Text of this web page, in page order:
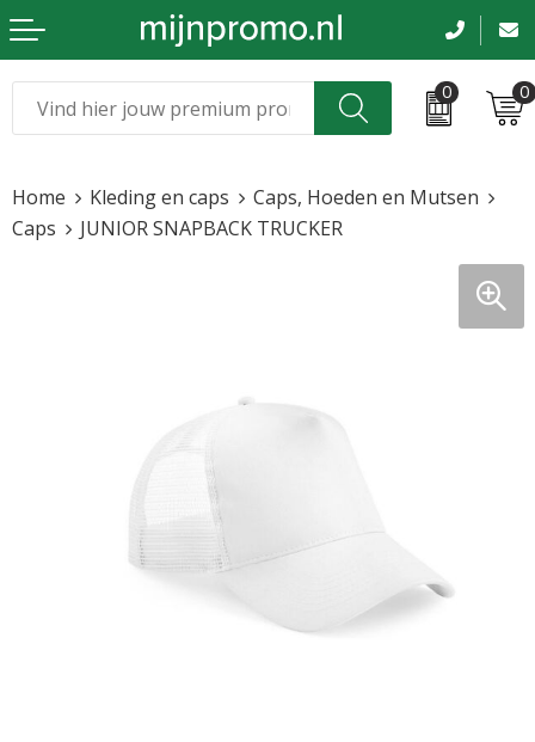
0 0
Kleding & caps
Bloemen en planten
Sinterklaas
Home Kleding en caps
Caps, Hoeden en Mutsen
Caps
JUNIOR SNAPBACK TRUCKER